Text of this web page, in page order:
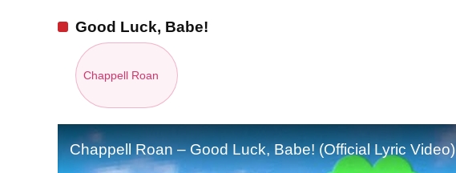
Good Luck, Babe!
Chappell Roan
Chappell Roan – Good Luck, Babe! (Official Lyric Video)